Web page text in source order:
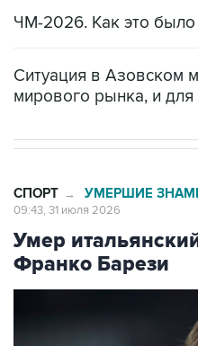
ЧМ-2026. Как это было
Ситуация в Азовском
мирового рынка, и для
СПОРТ → УМЕРШИЕ
09:43, 31 июля 2026
Умер
Франко Барези